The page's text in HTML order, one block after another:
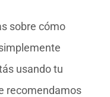
sobre cómo
usando tu
recomendamos